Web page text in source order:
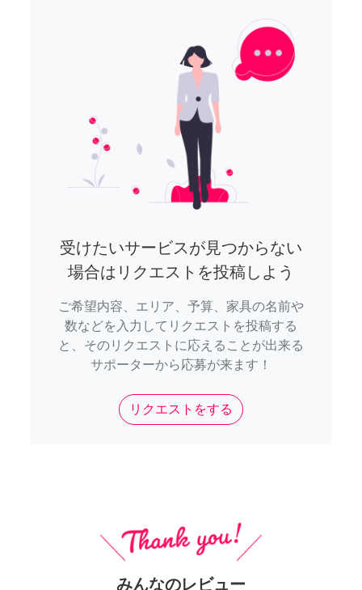
受けたいサービスが見つからない
場合はリクエストを投稿しよう
ご希望内容、エリア、予算、家具の名前や
数などを入力してリクエストを投稿する
と、そのリクエストに応えることが出来る
サポーターから応募が来ます！
リクエストをする
みんなのレビュー